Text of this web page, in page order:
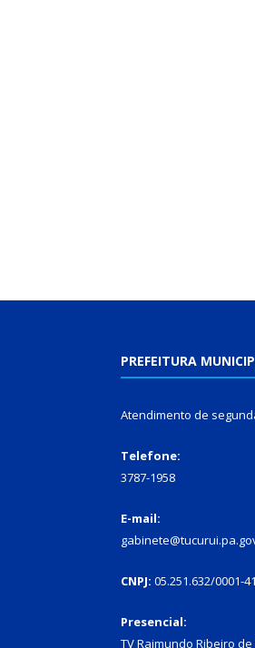
PREFEITURA
Atendimento de
Telefone:
3787-1958
E-mail:
CNPJ: 05.251.632/0001-41
Presencial:
TV Raimundo Ribeiro